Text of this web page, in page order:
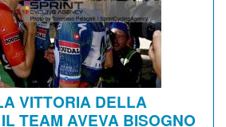
VITTORIA DELLA
TEAM AVEVA BISOGNO